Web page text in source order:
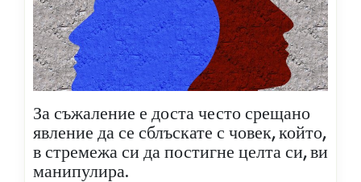
За съжаление е доста често срещано
явление да се сблъскате с човек, който,
в стремежа си да постигне целта си, ви
манипулира.